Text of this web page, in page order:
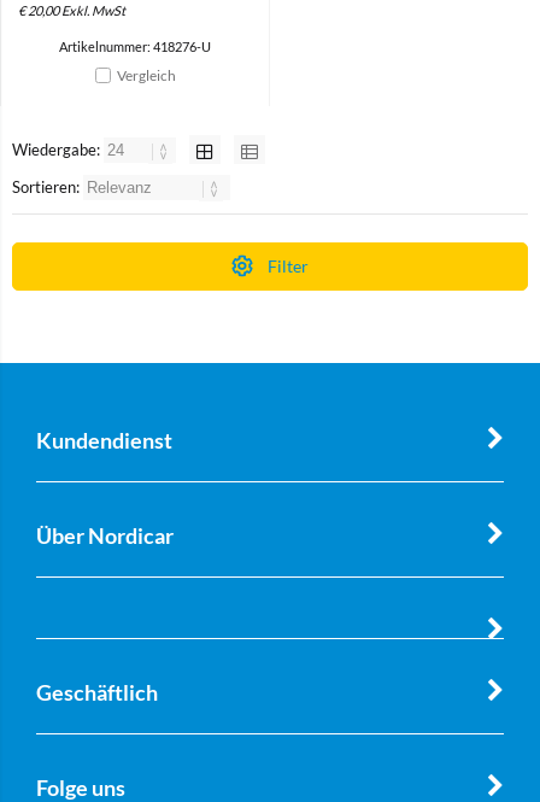
€20,00 Exkl. MwSt
Artikelnummer: 418276-U
Vergleich
Wiedergabe:
Sortieren:
Filter
Kundendienst
Über Nordicar
Geschäftlich
Folge uns